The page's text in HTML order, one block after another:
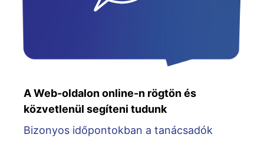
A Web-oldalon online-n rögtön és
közvetlenül segíteni tudunk
Bizonyos időpontokban a tanácsadók